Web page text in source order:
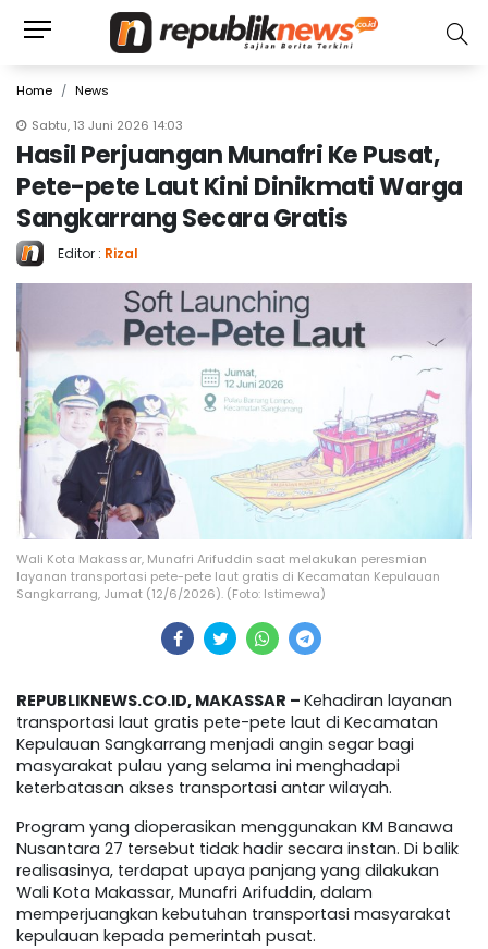
Home
News
Sabtu, 13 Juni 2026 14:03
Hasil Perjuangan Munafri Ke Pusat,
Pete-pete Laut Kini Dinikmati Warga
Sangkarrang Secara Gratis
Editor : Rizal
Wali Kota Makassar, Munafri Arifuddin saat melakukan peresmian
layanan transportasi pete-pete laut gratis di Kecamatan Kepulauan
Sangkarrang, Jumat (12/6/2026). (Foto: Istimewa)
REPUBLIKNEWS.CO.ID, MAKASSAR – Kehadiran layanan
transportasi laut gratis pete-pete laut di Kecamatan
Kepulauan Sangkarrang menjadi angin segar bagi
masyarakat pulau yang selama ini menghadapi
keterbatasan akses transportasi antar wilayah.
Program yang dioperasikan menggunakan KM Banawa
Nusantara 27 tersebut tidak hadir secara instan. Di balik
realisasinya, terdapat upaya panjang yang dilakukan
Wali Kota Makassar, Munafri Arifuddin, dalam
memperjuangkan kebutuhan transportasi masyarakat
kepulauan kepada pemerintah pusat.